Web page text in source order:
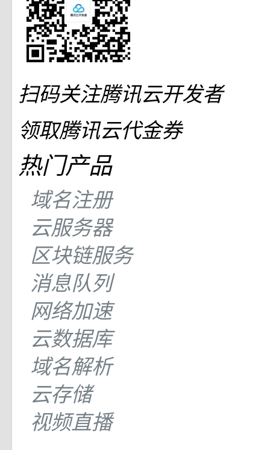
扫码关注腾讯云开发者
领取腾讯云代金券
热门产品
域名注册
云服务器
区块链服务
消息队列
网络加速
云数据库
域名解析
云存储
视频直播